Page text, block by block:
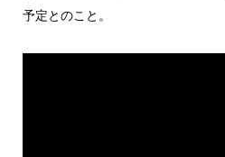
予定とのこと。